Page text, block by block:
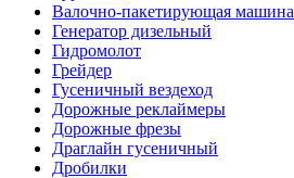
Валочно-пакетирующая машина
Генератор дизельный
Гидромолот
Грейдер
Гусеничный вездеход
Дорожные реклаймеры
Дорожные фрезы
Драглайн гусеничный
Дробилки